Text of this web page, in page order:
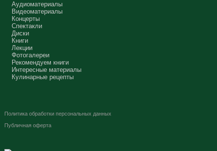
Аудиоматериалы
Видеоматериалы
Концерты
Спектакли
Диски
Книги
Лекции
Фотогалереи
Рекомендуем книги
Интересные материалы
Кулинарные рецепты
Политика обработки персональных данных
Публичная оферта